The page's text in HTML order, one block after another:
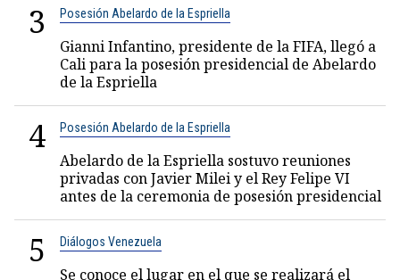
3 Posesión Abelardo de la Espriella
Gianni Infantino, presidente de la FIFA, llegó a
Cali para la posesión presidencial de Abelardo
de la Espriella
4 Posesión Abelardo de la Espriella
Abelardo de la Espriella sostuvo reuniones
privadas con Javier Milei y el Rey Felipe VI
antes de la ceremonia de posesión presidencial
5 Diálogos Venezuela
Se conoce el lugar en el que se realizará el